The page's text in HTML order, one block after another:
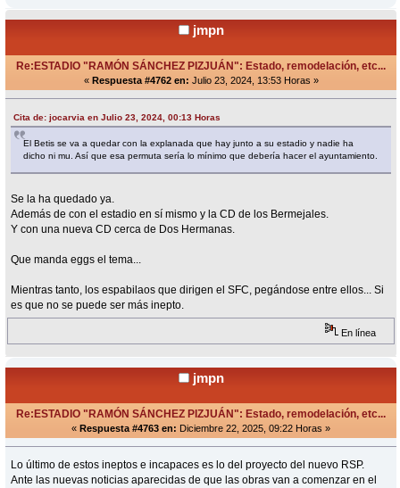
jmpn
Re:ESTADIO "RAMÓN SÁNCHEZ PIZJUÁN": Estado, remodelación, etc...
« Respuesta #4762 en: Julio 23, 2024, 13:53 Horas »
Cita de: jocarvia en Julio 23, 2024, 00:13 Horas
El Betis se va a quedar con la explanada que hay junto a su estadio y nadie ha
dicho ni mu. Así que esa permuta sería lo mínimo que debería hacer el ayuntamiento.
Se la ha quedado ya.
Además de con el estadio en sí mismo y la CD de los Bermejales.
Y con una nueva CD cerca de Dos Hermanas.
Que manda eggs el tema...
Mientras tanto, los espabilaos que dirigen el SFC, pegándose entre ellos... Si
es que no se puede ser más inepto.
En línea
jmpn
Re:ESTADIO "RAMÓN SÁNCHEZ PIZJUÁN": Estado, remodelación, etc...
« Respuesta #4763 en: Diciembre 22, 2025, 09:22 Horas »
Lo último de estos ineptos e incapaces es lo del proyecto del nuevo RSP.
Ante las nuevas noticias aparecidas de que las obras van a comenzar en el